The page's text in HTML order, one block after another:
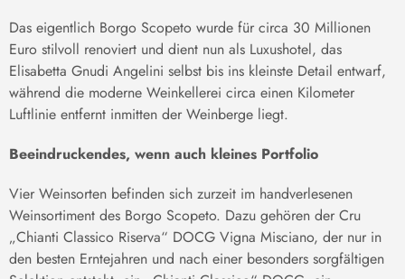
Das eigentlich Borgo Scopeto wurde für circa 30 Millionen
Euro stilvoll renoviert und dient nun als Luxushotel, das
Elisabetta Gnudi Angelini selbst bis ins kleinste Detail entwarf,
während die moderne Weinkellerei circa einen Kilometer
Luftlinie entfernt inmitten der Weinberge liegt.
Beeindruckendes, wenn auch kleines Portfolio
Vier Weinsorten befinden sich zurzeit im handverlesenen
Weinsortiment des Borgo Scopeto. Dazu gehören der Cru
„Chianti Classico Riserva“ DOCG Vigna Misciano, der nur in
den besten Erntejahren und nach einer besonders sorgfältigen